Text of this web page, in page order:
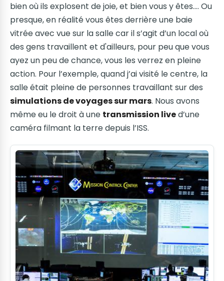
bien où ils explosent de joie, et bien vous y êtes…. Ou
presque, en réalité vous êtes derrière une baie
vitrée avec vue sur la salle car il s’agit d’un local où
des gens travaillent et d'ailleurs, pour peu que vous
ayez un peu de chance, vous les verrez en pleine
action. Pour l’exemple, quand j’ai visité le centre, la
salle était pleine de personnes travaillant sur des
simulations de voyages sur mars. Nous avons
même eu le droit à une transmission lived’une
caméra filmant la terre depuis l’ISS.